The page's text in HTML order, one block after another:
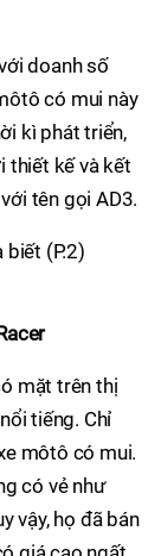
doanh số
có mui này
kì phát triển,
thiết kế và kết
tên gọi AD3.
mặt trên thị
tiếng. Chỉ
môtô có mui.
có vẻ như
vậy, họ đã bán